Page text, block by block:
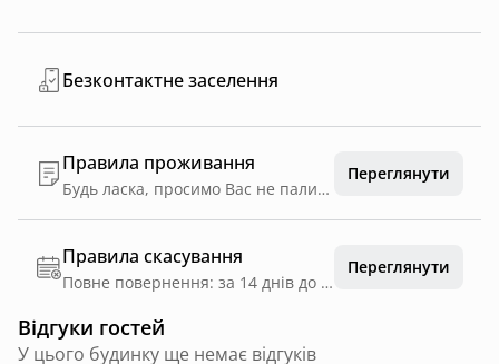
Безконтактне заселення
Правила проживання
Будь ласка, просимо Вас не палити всередині будиночку, не смітити на території та не шуміти після 23:00.
Переглянути
Правила скасування
Повне повернення: за 14 днів до дати заїзду
Переглянути
Відгуки гостей
У цього будинку ще немає відгуків